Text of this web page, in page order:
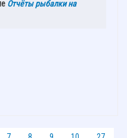
Отчёты рыбалки на